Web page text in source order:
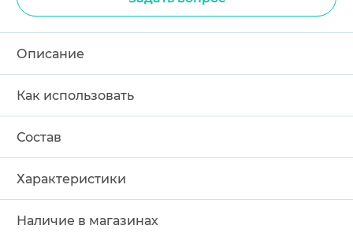
Описание
Как использовать
Состав
Характеристики
Наличие в магазинах